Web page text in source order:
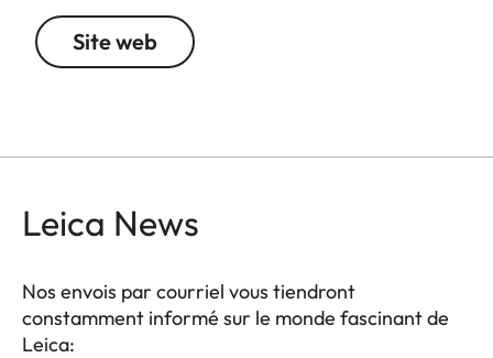
Site web
Leica News
Nos envois par courriel vous tiendront
constamment informé sur le monde fascinant de
Leica: